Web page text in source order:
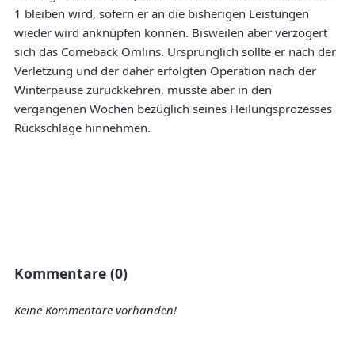
1 bleiben wird, sofern er an die bisherigen Leistungen
wieder wird anknüpfen können. Bisweilen aber verzögert
sich das Comeback Omlins. Ursprünglich sollte er nach der
Verletzung und der daher erfolgten Operation nach der
Winterpause zurückkehren, musste aber in den
vergangenen Wochen bezüglich seines Heilungsprozesses
Rückschläge hinnehmen.
Kommentare (0)
Keine Kommentare vorhanden!